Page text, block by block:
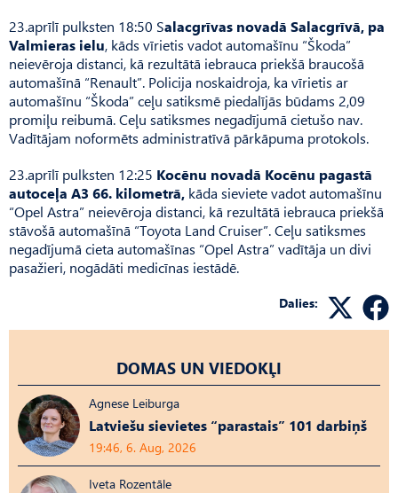
23.aprīlī pulksten 18:50 Salacgrīvas novadā Salacgrīvā, pa
Valmieras ielu, kāds vīrietis vadot automašīnu “Škoda”
neievēroja distanci, kā rezultātā iebrauca priekšā braucošā
automašīnā “Renault”. Policija noskaidroja, ka vīrietis ar
automašīnu “Škoda” ceļu satiksmē piedalījās būdams 2,09
promiļu reibumā. Ceļu satiksmes negadījumā cietušo nav.
Vadītājam noformēts administratīvā pārkāpuma protokols.
23.aprīlī pulksten 12:25 Kocēnu novadā Kocēnu pagastā
autoceļa A3 66. kilometrā, kāda sieviete vadot automašīnu
“Opel Astra” neievēroja distanci, kā rezultātā iebrauca priekšā
stāvošā automašīnā “Toyota Land Cruiser”. Ceļu satiksmes
negadījumā cieta automašīnas “Opel Astra” vadītāja un divi
pasažieri, nogādāti medicīnas iestādē.
Dalies:
DOMAS UN VIEDOKĻI
Agnese Leiburga
Latviešu sievietes “parastais” 101 darbiņš
19:46, 6. Aug, 2026
Iveta Rozentāle